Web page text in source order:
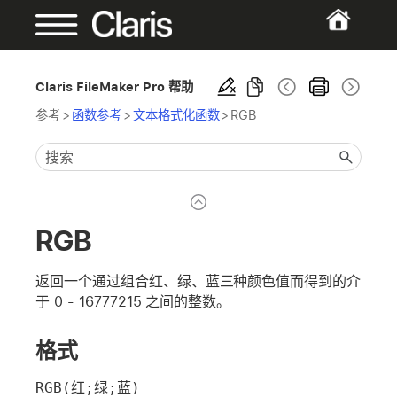
Claris FileMaker Pro 帮助
参考> 函数参考>文本格式化函数> RGB
RGB
返回一个通过组合红、绿、蓝三种颜色值而得到的介
于 0 - 16777215 之间的整数。
格式
RGB(红;绿;蓝)